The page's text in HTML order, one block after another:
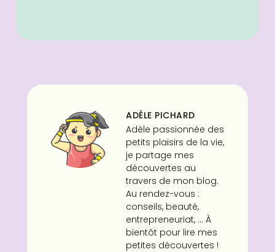
ADÈLE PICHARD
Adèle passionnée des
petits plaisirs de la vie,
je partage mes
découvertes au
travers de mon blog.
Au rendez-vous :
conseils, beauté,
entrepreneuriat, ... À
bientôt pour lire mes
petites découvertes !